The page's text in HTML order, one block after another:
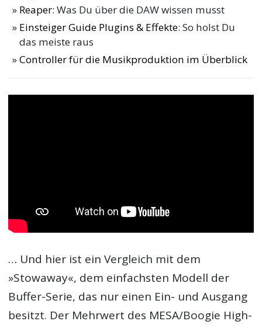
Reaper: Was Du über die DAW wissen musst
Einsteiger Guide Plugins & Effekte: So holst Du
das meiste raus
Controller für die Musikproduktion im Überblick
… Und hier ist ein Vergleich mit dem
»Stowaway«, dem einfachsten Modell der
Buffer-Serie, das nur einen Ein- und Ausgang
besitzt. Der Mehrwert des MESA/Boogie High-